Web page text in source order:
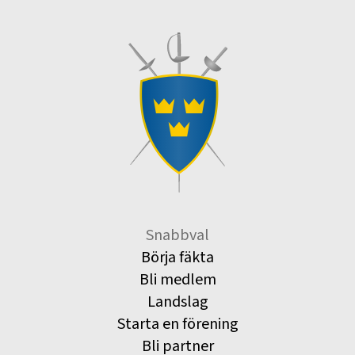
Snabbval
Börja fäkta
Bli medlem
Landslag
Starta en förening
Bli partner